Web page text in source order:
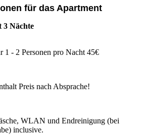
für das Apartment
3 Nächte
1 - 2 Personen pro Nacht 45€
Preis nach Absprache!
WLAN und Endreinigung (bei
inclusive.